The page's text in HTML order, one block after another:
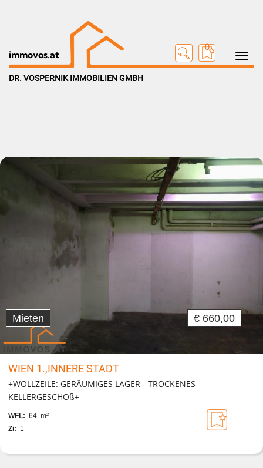
Toggle
immovos.at
0
DR. VOSPERNIK IMMOBILIEN GMBH
Mieten € 660,00
WIEN 1.,INNERE STADT
+WOLLZEILE: GERÄUMIGES LAGER - TROCKENES
KELLERGESCHOß+
WFL: 64 m²
Zi: 1